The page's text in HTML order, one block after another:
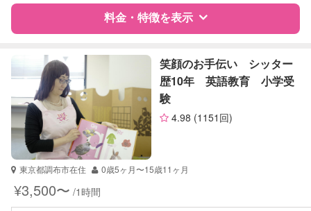
高校生
英会話
TOEFL
英検
料金・特徴を表示
料金 レビュー
サポートの特徴
資格 自治体届出済ベビーシッター
受験対策
小学校受験
笑顔のお手伝い シッター
歴10年 英語教育 小学受
験
4.98 (1151回)
東京都調布市在住 0歳5ヶ月〜15歳11ヶ月
¥3,500〜 /1時間